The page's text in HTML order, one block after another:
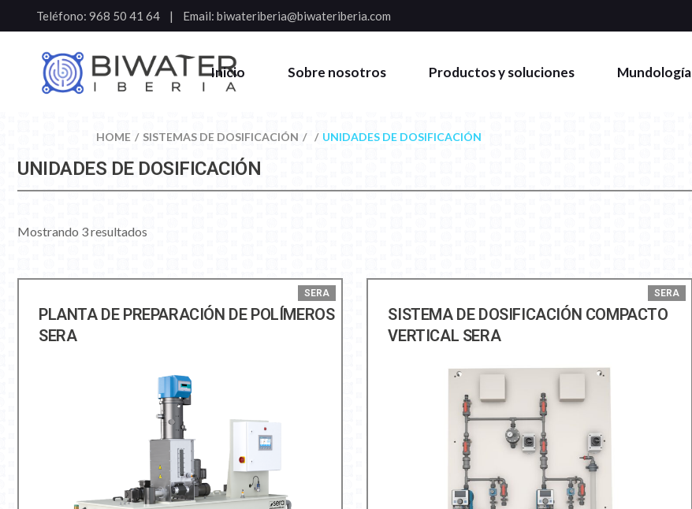
Teléfono: 968 50 41 64 Email: biwateriberia@biwateriberia.com
Inicio Sobre nosotros Productos y soluciones Mundología
HOME SISTEMAS DE DOSIFICACIÓN UNIDADES DE DOSIFICACIÓN
UNIDADES DE DOSIFICACIÓN
Mostrando 3 resultados
PLANTA DE PREPARACIÓN DE POLÍMEROS
SERA
SERA
SISTEMA DE DOSIFICACIÓN COMPACTO
VERTICAL SERA
SERA